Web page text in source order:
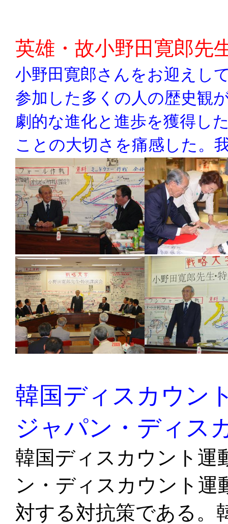
英雄・故小野田寛郎先
小野田寛郎さんをお迎えし
参加した多くの人の歴史観
劇的な進化と進歩を獲得し
ことの大切さを痛感した。
韓国ディスカウン
ジャパン・ディス
韓国ディスカウント運
ン・ディスカウント運
対する対抗策である。